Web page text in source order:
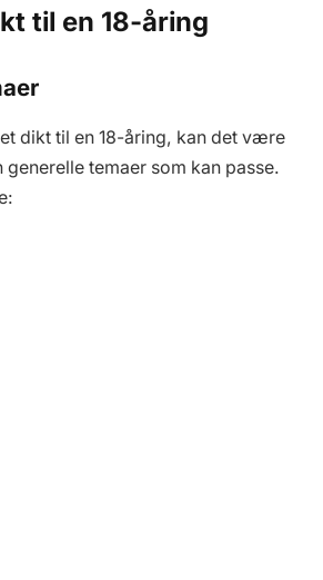
til en 18-åring
dikt til en 18-åring, kan det være
temaer som kan passe.